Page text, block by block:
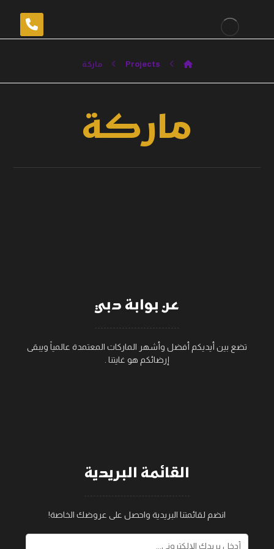
Projects ماركة
ماركة
عن بوابة دبي
تضع بين أيديكم أفضل وأشهر الماركات المعتمدة عالمياً ويبقى
إرضائكم هو غايتنا .
القائمة البريدية
انضم لقائمتنا البريدية واحصل على عروضك الخاصة!